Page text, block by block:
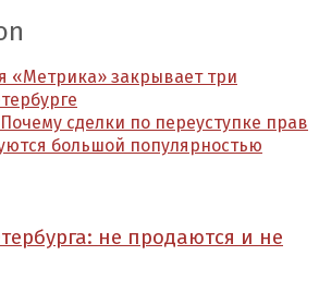
«Метрика» закрывает три
Почему сделки по переуступке прав
большой популярностью
не продаются и не